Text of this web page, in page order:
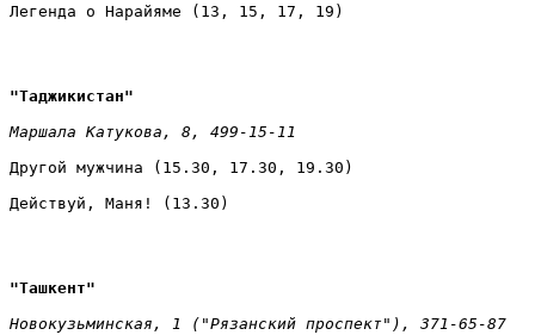
Легенда о Нарайяме (13, 15, 17, 19)
"Таджикистан"
Маршала Катукова, 8, 499-15-11
Другой мужчина (15.30, 17.30, 19.30)
Действуй, Маня! (13.30)
"Ташкент"
Новокузьминская, 1 ("Рязанский проспект"), 371-65-87